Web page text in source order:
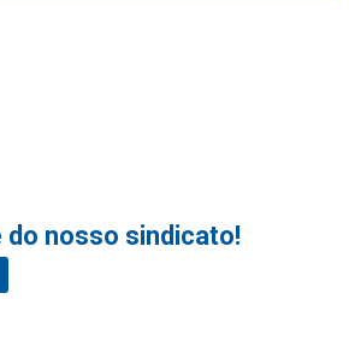
do nosso sindicato!